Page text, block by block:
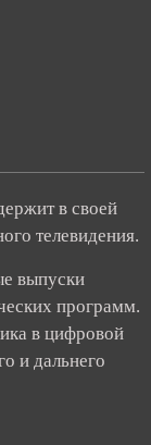
в своей
телевидения.
выпуски
программ.
в цифровой
и дальнего